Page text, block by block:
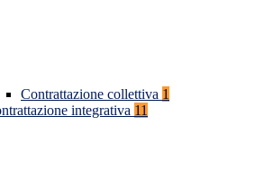
Contrattazione collettiva 1
integrativa 11